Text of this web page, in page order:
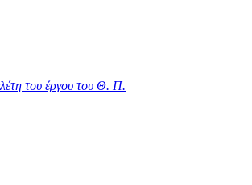
του έργου του Θ. Π.